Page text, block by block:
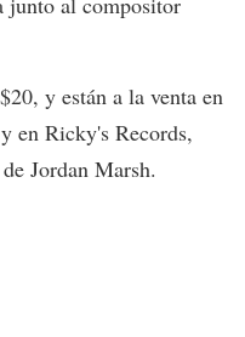
y están a la venta en
en Ricky's Records,
Jordan Marsh.